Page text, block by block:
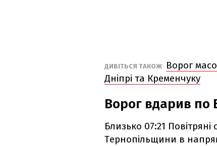
ДИВІТЬСЯ ТАКОЖ
Ворог
Дніпрі та Кременчуку
Ворог вдарив по
Близько 07:21
Тернопільщини в